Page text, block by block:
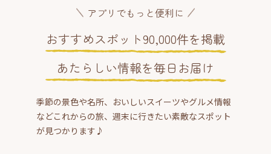
アプリでもっと便利に
おすすめスポット90,000件を掲載
あたらしい情報を毎日お届け
季節の景色や名所、おいしいスイーツやグルメ情報
などこれからの旅、週末に行きたい素敵なスポット
が見つかります♪